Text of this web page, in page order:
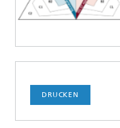
DRUCKEN